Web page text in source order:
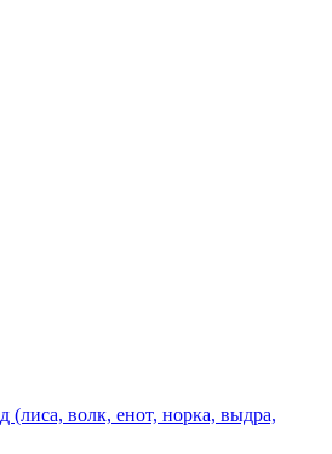
(лиса, волк, енот, норка, выдра,